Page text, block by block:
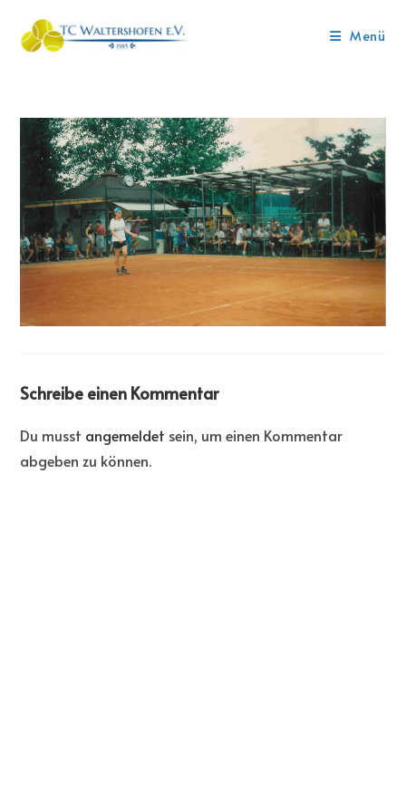
Menü
Schreibe einen Kommentar
Du musst angemeldet sein, um einen Kommentar
abgeben zu können.